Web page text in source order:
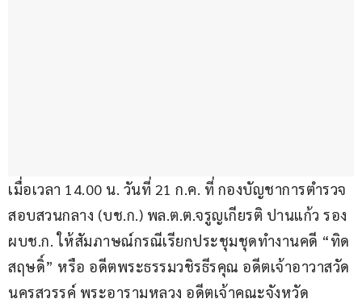
เมื่อเวลา 14.00 น. วันที่ 21 ก.ค. ที่ กองบัญชาการตำรวจ
สอบสวนกลาง (บช.ก.) พล.ต.ต.จรูญเกียรติ ปานแก้ว รอง
ผบช.ก. ให้สัมภาษณ์กรณีเรียกประชุมชุดทำงานคดี “ทิด
สฤษดิ์” หรือ อดีตพระธรรมวชิรธีรคุณ อดีตเจ้าอาวาสวัด
นครสวรรค์ พระอารามหลวง อดีตเจ้าคณะจังหวัด